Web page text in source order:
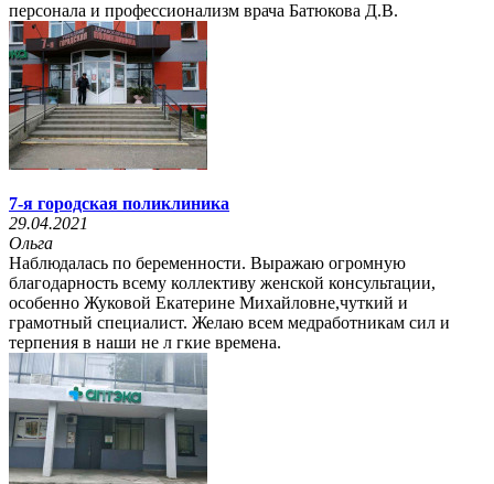
персонала и профессионализм врача Батюкова Д.В.
7-я городская поликлиника
29.04.2021
Ольга
Наблюдалась по беременности. Выражаю огромную
благодарность всему коллективу женской консультации,
особенно Жуковой Екатерине Михайловне,чуткий и
грамотный специалист. Желаю всем медработникам сил и
терпения в наши не л гкие времена.